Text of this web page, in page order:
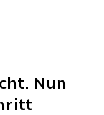
Nun